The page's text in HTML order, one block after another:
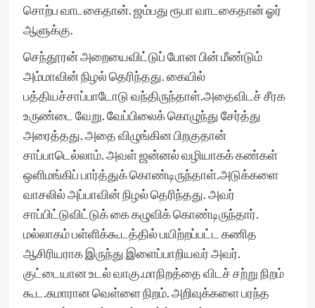
சொற்ப வாடகைதான். ஜம்பது ரூபா வாடகைதான் ஓர்
ஆளுக்கு.
செந்தூரன் அறையைவிட்டுப் போன பின் மீண்டும்
அம்மாவின் நிழல் தெரிந்தது. கையில்
பத்தியச்சாப்பாடோடு வந்திருந்தாள்.அதைவிடச் சீரக
உருண்டை வேறு. வேப்பிலைக் கொழுந்து சேர்த்து
அரைத்தது. அதை விழுங்கின பிறகுதான்
சாப்பாடெல்லாம். அவள் ஜன்னல் வழியாகக் கண்கள்
ஒளிமங்கிப் பார்த்துக் கொண்டிருந்தாள்.அடுக்களை
வாசலில் அப்பாவின் நிழல் தெரிந்தது. அவர்
சாப்பிட்டுவிட்டுக் கை கழுவிக் கொண்டிருந்தார்.
மல்லாகம் பள்ளிக்கூடத்தில் பயிற்றப்பட்ட கணித
ஆசிரியராக இருந்து இளைப்பாறியவர் அவர்.
குட்டையான உடல் வாகு.மாநிறத்தை விடச் சற்று நிறம்
கூட.சுமாரான வெள்ளை நிறம். அறிவுக்களை பரந்த